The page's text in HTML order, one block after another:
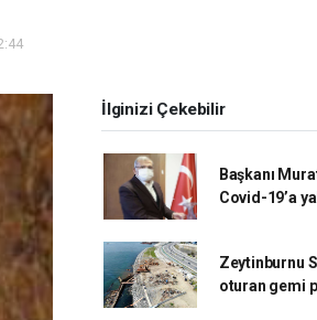
İlginizi Çekebilir
Başkanı
Covid-19’a
Zeytinburnu
oturan gemi